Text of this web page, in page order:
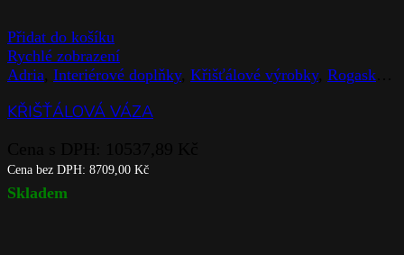
Přidat do košíku
Rychlé zobrazení
Adria Interiérové doplňky, Křišťálové výrobky, Rogaska
KŘIŠŤÁLOVÁ VÁZA
Cena bez DPH: 8709,00 Kč
Skladem